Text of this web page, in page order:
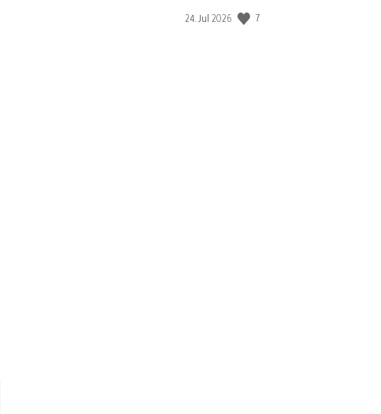
Veröffentlichungsdatum:
24. Jul 2026 7